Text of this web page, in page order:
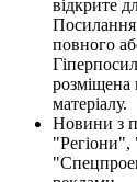
відкрите
Посилання
повного
розміщена
матеріалу.
Новини з